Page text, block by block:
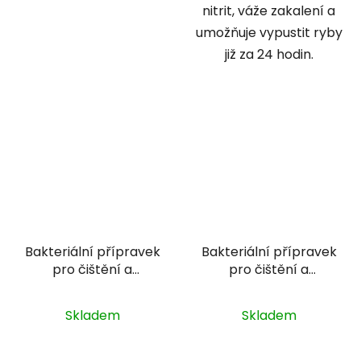
nitrit, váže zakalení a
umožňuje vypustit ryby
již za 24 hodin.
Bakteriální přípravek
pro čištění a
nitrivec 5 l
Skladem
Bakteriální přípravek
pro čištění a
nitrivec 500 ml
Skladem